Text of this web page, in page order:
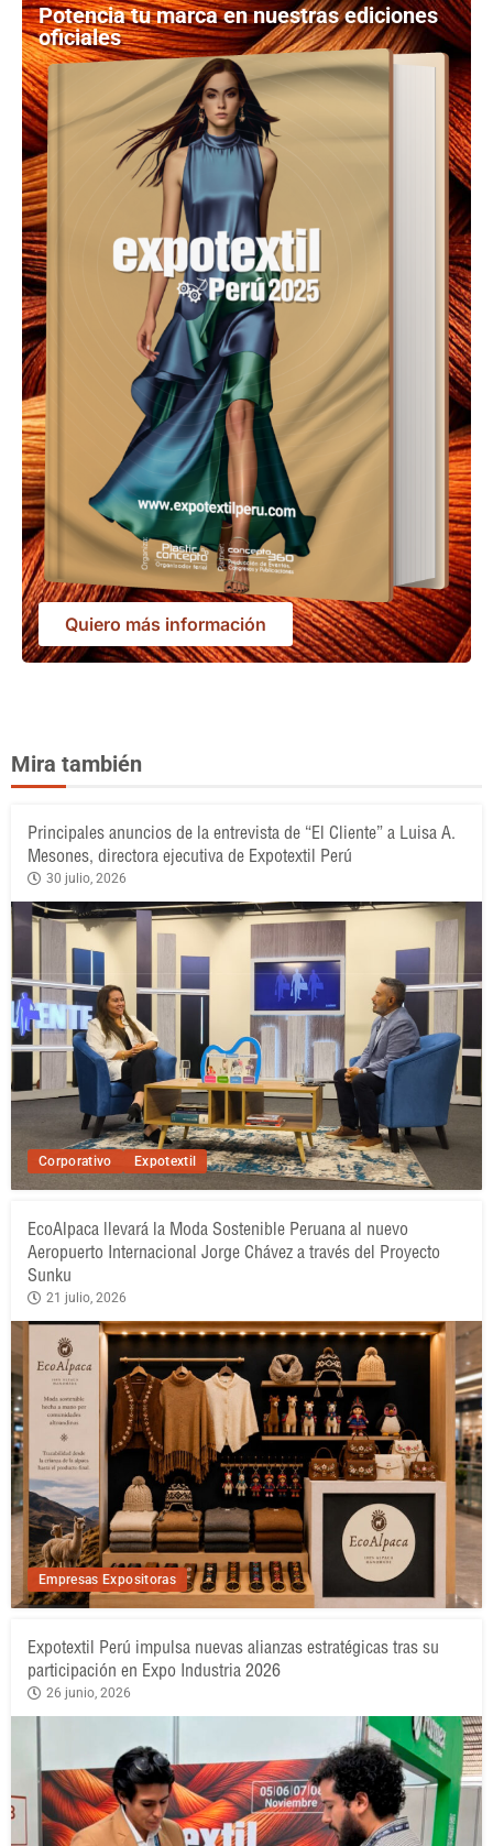
Potencia tu marca en nuestras ediciones
oficiales
Quiero más información
Mira también
Corporativo Expotextil
Principales anuncios de la entrevista de “El Cliente” a Luisa A.
Mesones, directora ejecutiva de Expotextil Perú
30 julio, 2026
Empresas Expositoras
EcoAlpaca llevará la Moda Sostenible Peruana al nuevo
Aeropuerto Internacional Jorge Chávez a través del Proyecto
Sunku
21 julio, 2026
Expotextil Perú impulsa nuevas alianzas estratégicas tras su
participación en Expo Industria 2026
26 junio, 2026